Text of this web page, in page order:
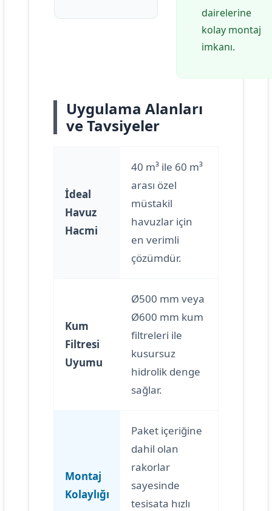
dairelerine
kolay montaj
imkanı.
Uygulama Alanları
ve Tavsiyeler
İdeal
Havuz
Hacmi
40 m³ ile 60 m³
arası özel
müstakil
havuzlar için
en verimli
çözümdür.
Kum
Filtresi
Uyumu
Ø500 mm veya
Ø600 mm kum
filtreleri ile
kusursuz
hidrolik denge
sağlar.
Montaj
Kolaylığı
Paket içeriğine
dahil olan
rakorlar
sayesinde
tesisata hızlı